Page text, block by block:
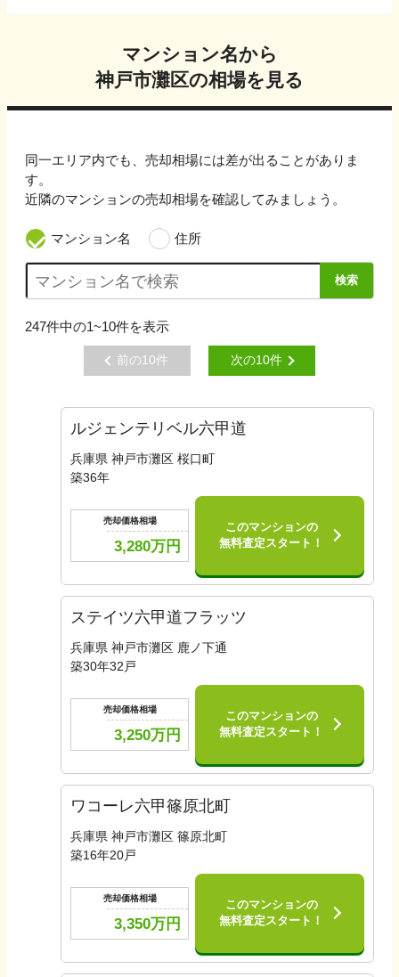
マンション名から
神戸市灘区の相場を見る
同一エリア内でも、売却相場には差が出ることがありま
す。
近隣のマンションの売却相場を確認してみましょう。
マンション名 住所
検索
247件中の1~10件を表示
前の10件 次の10件
ルジェンテリベル六甲道
兵庫県 神戸市灘区 桜口町
築36年
売却価格相場
3,280万円
このマンションの
無料査定スタート！
ステイツ六甲道フラッツ
兵庫県 神戸市灘区 鹿ノ下通
築30年32 戸
売却価格相場
3,250万円
このマンションの
無料査定スタート！
ワコーレ六甲篠原北町
兵庫県 神戸市灘区 篠原北町
築16年20戸
売却価格相場
3,350万円
このマンションの
無料査定スタート！